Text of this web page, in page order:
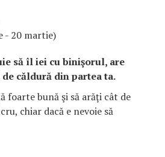
- 20 martie)
să îl iei cu binişorul, are
căldură din partea ta.
foarte bună şi să arăţi cât de
chiar dacă e nevoie să